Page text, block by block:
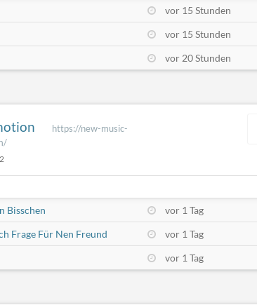
vor 15 Stunden
vor 15 Stunden
vor 20 Stunden
https://new-music-
Bisschen vor 1 Tag
Frage Für Nen Freund
vor 1 Tag
vor 1 Tag